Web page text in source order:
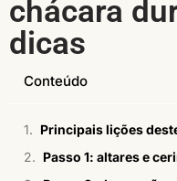
chácara
dicas
Conteúdo
Principais lições
Passo 1: altares e